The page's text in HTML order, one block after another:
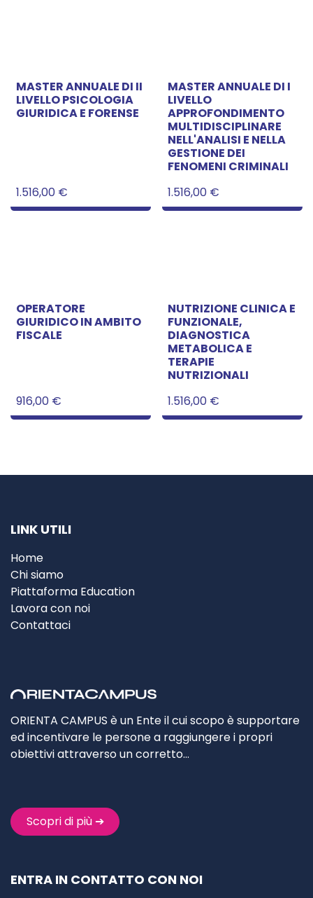
MASTER ANNUALE DI II
LIVELLO PSICOLOGIA
GIURIDICA E FORENSE
1.516,00 €
MASTER ANNUALE DI I
LIVELLO
APPROFONDIMENTO
MULTIDISCIPLINARE
NELL'ANALISI E NELLA
GESTIONE DEI
FENOMENI CRIMINALI
1.516,00€
OPERATORE
GIURIDICO IN AMBITO
FISCALE
916,00 €
NUTRIZIONE CLINICA E
FUNZIONALE,
DIAGNOSTICA
METABOLICA E
TERAPIE
NUTRIZIONALI
1.516,00€
LINK UTILI
Home
Chi siamo
Piattaforma Education
Lavora con noi
Contattaci
ORIENTA CAMPUS è un Ente il cui scopo è supportare
ed incentivare le persone a raggiungere i propri
obiettivi attraverso un corretto…
Scopri di più ➔
ENTRA IN CONTATTO CON NOI